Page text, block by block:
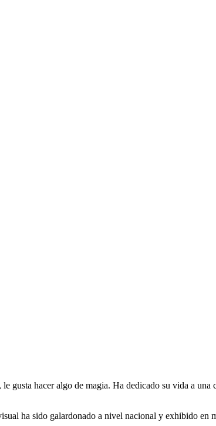
gusta hacer algo de magia. Ha dedicado su vida a una
ha sido galardonado a nivel nacional y exhibido en